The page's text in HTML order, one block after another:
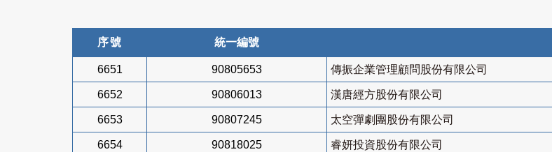
序號 統一編號
6651 90805653 傳振企業管理顧問股份有限公司
6652 90806013 漢唐經方股份有限公司
6653 90807245 太空彈劇團股份有限公司
6654 90818025 睿妍投資股份有限公司